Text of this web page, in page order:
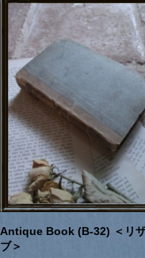
Antique Book (B-32) ＜リ
ブ＞